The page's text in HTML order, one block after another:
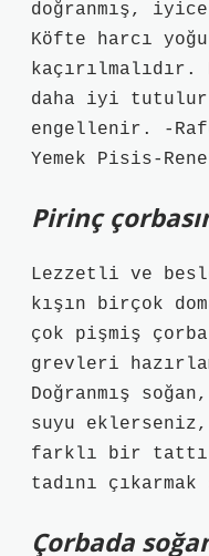
doğranmış,
Köfte harcı
kaçırılmalıdır.
daha iyi
engellenir. -
Yemek Pisis-
Pirinç
Lezzetli ve
kışın birçok
çok pişmiş
grevleri
Doğranmış
suyu eklerseniz,
farklı bir
tadını
Çorbada